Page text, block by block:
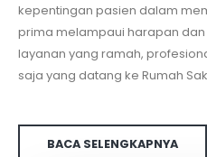
kepentingan pasien dalam
prima melampaui harapan
layanan yang ramah,
saja yang datang ke Rumah
BACA SELENGKAPNYA